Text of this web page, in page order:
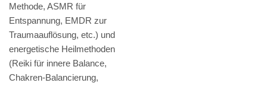
Methode, ASMR für
Entspannung, EMDR zur
Traumaauflösung, etc.) und
energetische Heilmethoden
(Reiki für innere Balance,
Chakren-Balancierung,